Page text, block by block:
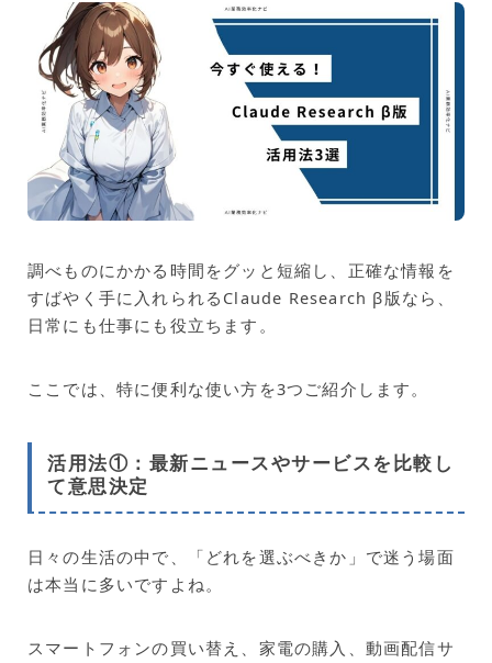
調べものにかかる時間をグッと短縮し、正確な情報を
すばやく手に入れられるClaude Research β版なら、
日常にも仕事にも役立ちます。
ここでは、特に便利な使い方を3つご紹介します。
活用法①：最新ニュースやサービスを比較し
て意思決定
日々の生活の中で、「どれを選ぶべきか」で迷う場面
は本当に多いですよね。
スマートフォンの買い替え、家電の購入、動画配信サ